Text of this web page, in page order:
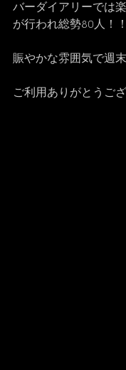
バーダイアリーでは
が行われ総勢80人！！
賑やかな雰囲気で週
ご利用ありがとうご